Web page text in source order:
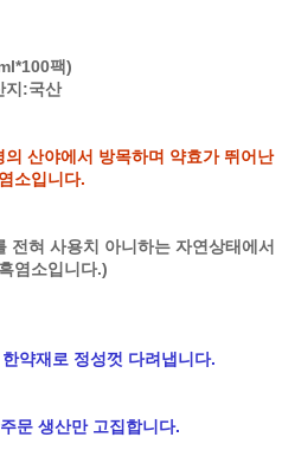
팩)
지:국산
산야에서 방목하며 약효가 뛰어난
소입니다.
전혀 사용치 아니하는 자연상태에서
염소입니다.)
약재로 정성껏 다려냅니다.
문 생산만 고집합니다.